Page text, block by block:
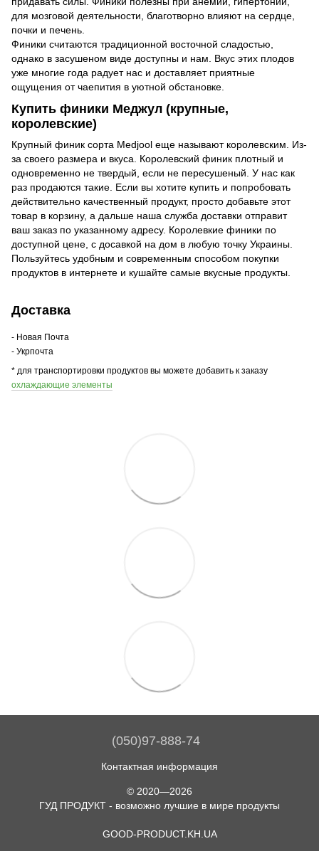
для мозговой деятельности, благотворно влияют на сердце,
почки и печень.
Финики считаются традиционной восточной сладостью,
однако в засушеном виде доступны и нам. Вкус этих плодов
уже многие года радует нас и доставляет приятные
ощущения от чаепития в уютной обстановке.
Купить финики Меджул (крупные,
королевские)
Крупный финик сорта Medjool еще называют королевским. Из-
за своего размера и вкуса. Королевский финик плотный и
одновременно не твердый, если не пересушеный. У нас как
раз продаются такие. Если вы хотите купить и попробовать
действительно качественный продукт, просто добавьте этот
товар в корзину, а дальше наша служба доставки отправит
ваш заказ по указанному адресу. Королевкие финики по
доступной цене, с досавкой на дом в любую точку Украины.
Пользуйтесь удобным и современным способом покупки
продуктов в интернете и кушайте самые вкусные продукты.
Доставка
- Новая Почта
- Укрпочта
* для транспортировки продуктов вы можете добавить к заказу
охлаждающие элементы
(050)97-888-74
Контактная информация
© 2020—2026
ГУД ПРОДУКТ - возможно лучшие в мире продукты
GOOD-PRODUCT.KH.UA